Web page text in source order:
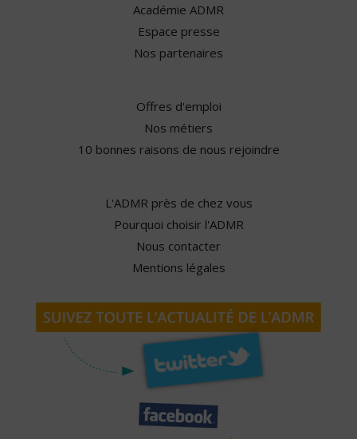
Académie ADMR
Espace presse
Nos partenaires
Offres d'emploi
Nos métiers
10 bonnes raisons de nous rejoindre
L'ADMR près de chez vous
Pourquoi choisir l'ADMR
Nous contacter
Mentions légales